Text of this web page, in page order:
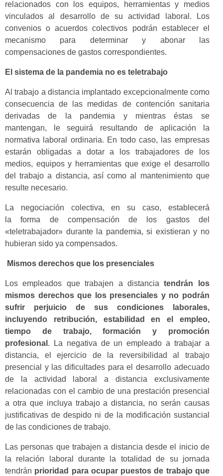
relacionados con los equipos, herramientas y medios
vinculados al desarrollo de su actividad laboral. Los
convenios o acuerdos colectivos podrán establecer el
mecanismo para determinar y abonar las
compensaciones de gastos correspondientes.
El sistema de la pandemia no es teletrabajo
Al trabajo a distancia implantado excepcionalmente como
consecuencia de las medidas de contención sanitaria
derivadas de la pandemia y mientras éstas se
mantengan, le seguirá resultando de aplicación la
normativa laboral ordinaria. En todo caso, las empresas
estarán obligadas a dotar a los trabajadores de los
medios, equipos y herramientas que exige el desarrollo
del trabajo a distancia, así como al mantenimiento que
resulte necesario.
La negociación colectiva, en su caso, establecerá
la forma de compensación de los gastos del
«teletrabajador» durante la pandemia, si existieran y no
hubieran sido ya compensados.
Mismos derechos que los presenciales
Los empleados que trabajen a distanciatendrán los
mismos derechos que los presenciales y no podrán
sufrir perjuicio de sus condiciones laborales,
incluyendo retribución, estabilidad en el empleo,
tiempo de trabajo, formación y promoción
profesional . La negativa de un empleado a trabajar a
distancia, el ejercicio de la reversibilidad al trabajo
presencial y las dificultades para el desarrollo adecuado
de la actividad laboral a distancia exclusivamente
relacionadas con el cambio de una prestación presencial
a otra que incluya trabajo a distancia, no serán causas
justificativas de despido ni de la modificación sustancial
de las condiciones de trabajo.
Las personas que trabajen a distancia desde el inicio de
la relación laboral durante la totalidad de su jornada
tendrán prioridad para ocupar puestos de trabajo que